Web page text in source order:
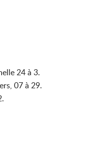
24 à 3.
07 à 29.